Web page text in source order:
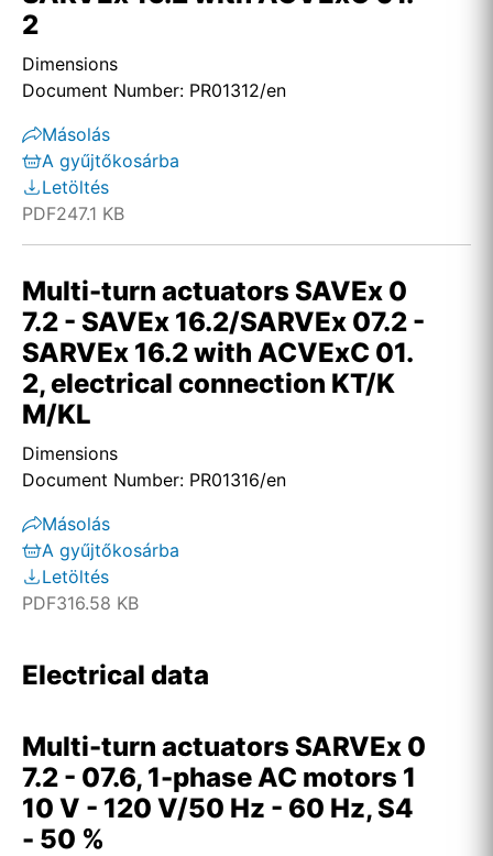
2
Dimensions
Document Number: PR01312/en
Másolás
A gyűjtőkosárba
Letöltés
PDF247.1 KB
Multi-turn actuators SAVEx 0
7.2 - SAVEx 16.2/SARVEx 07.2 -
SARVEx 16.2 with ACVExC 01.
2, electrical connection KT/K
M/KL
Dimensions
Document Number: PR01316/en
Másolás
A gyűjtőkosárba
Letöltés
PDF316.58 KB
Electrical data
Multi-turn actuators SARVEx 0
7.2 - 07.6, 1-phase AC motors 1
10 V - 120 V/50 Hz - 60 Hz, S4
- 50 %